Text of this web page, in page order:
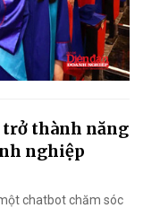
trở thành năng
nghiệp
chatbot chăm sóc